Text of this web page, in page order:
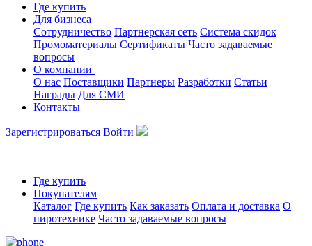
Где купить
Для бизнеса
Сотрудничество Партнерская сеть Система скидок
Промоматериалы Сертификаты Часто задаваемые
вопросы
О компании
О нас Поставщики Партнеры Разработки Статьи
Награды Для СМИ
Контакты
Зарегистрироваться Войти
Где купить
Покупателям
Каталог Где купить Как заказать Оплата и доставка О
пиротехнике Часто задаваемые вопросы